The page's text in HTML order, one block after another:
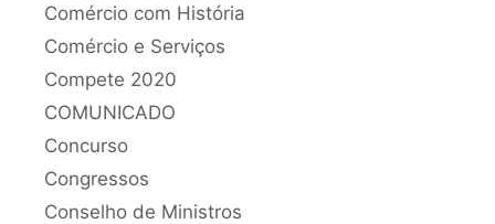
Comércio com História
Comércio e Serviços
Compete 2020
COMUNICADO
Concurso
Congressos
Conselho de Ministros